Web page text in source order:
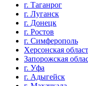
г. Таганрог
г. Луганск
г. Донецк
г. Ростов
г. Симферополь
Херсонская
Запорожская
г. Уфа
г. Адыгейск